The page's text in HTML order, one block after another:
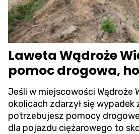
Laweta Wądroże
pomoc drogowa,
Jeśli w miejscowości Wądroże
okolicach zdarzył się wypadek
potrzebujesz pomocy
dla pojazdu ciężarowego to